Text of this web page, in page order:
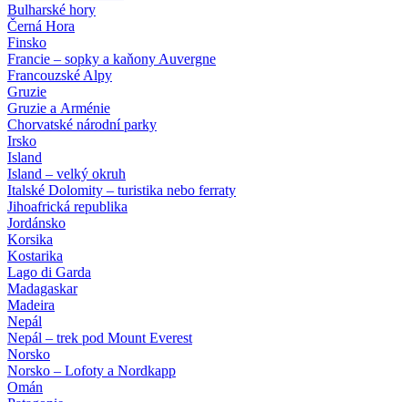
Bulharské hory
Černá Hora
Finsko
Francie – sopky a kaňony Auvergne
Francouzské Alpy
Gruzie
Gruzie a Arménie
Chorvatské národní parky
Irsko
Island
Island – velký okruh
Italské Dolomity – turistika nebo ferraty
Jihoafrická republika
Jordánsko
Korsika
Kostarika
Lago di Garda
Madagaskar
Madeira
Nepál
Nepál – trek pod Mount Everest
Norsko
Norsko – Lofoty a Nordkapp
Omán